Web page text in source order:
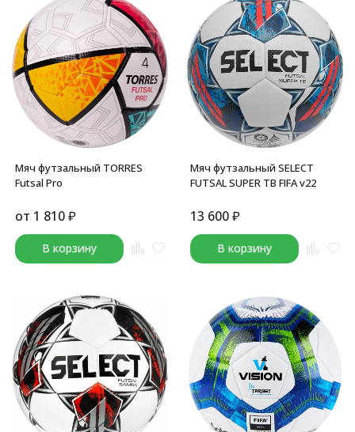
Мяч футзальный TORRES
Futsal Pro
от 1 810₽
В корзину
Мяч футзальный SELECT
FUTSAL SUPER TB FIFA v22
13 600₽
В корзину